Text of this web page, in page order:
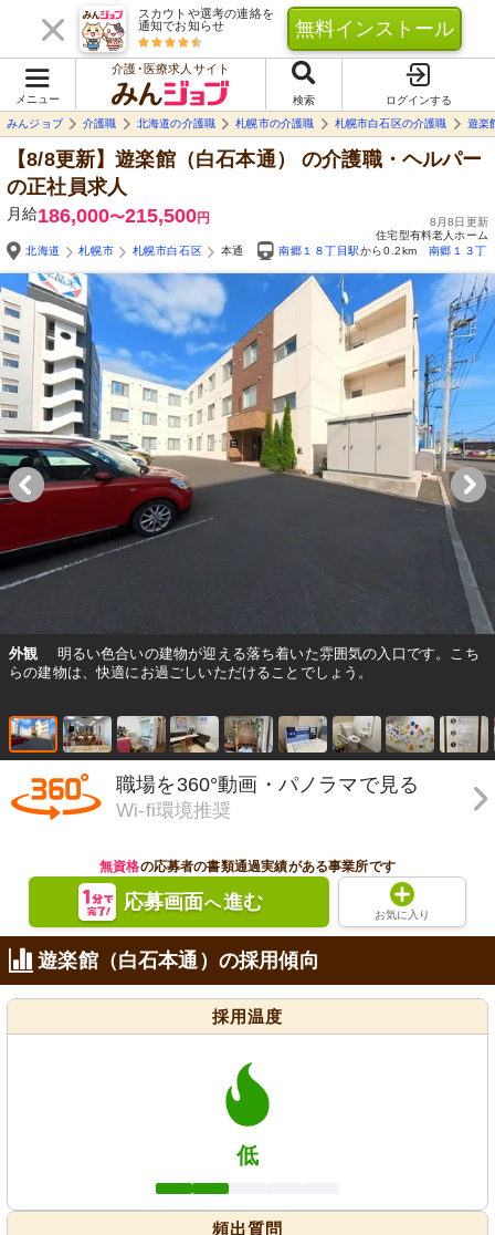
スカウトや選考の連絡を
通知でお知らせ
無料インストール
メニュー
介護･医療求人サイト
検索
ログインする
みんジョブ
介護職 北海道の介護職 札幌市の介護職 札幌市白石区の介護職 遊楽
【8/8更新】遊楽館（白石本通）
の介護職・ヘルパー
の正社員求人
月給186,000〜215,500円
8月8日更新
住宅型有料老人ホーム
北海道
札幌市 札幌市白石区 本通 南郷１８丁目駅から0.2km 南郷１３丁
自
外観
明るい色合いの建物が迎える落ち着いた雰囲気の入口です。こち
らの建物は、快適にお過ごしいただけることでしょう。
職場を360°動画・パノラマで見る
Wi-fi環境推奨
無資格の応募者の書類通過実績がある事業所です
応募画面へ進む
お気に入り
遊楽館（白石本通）の採用傾向
採用温度
低
頻出質問